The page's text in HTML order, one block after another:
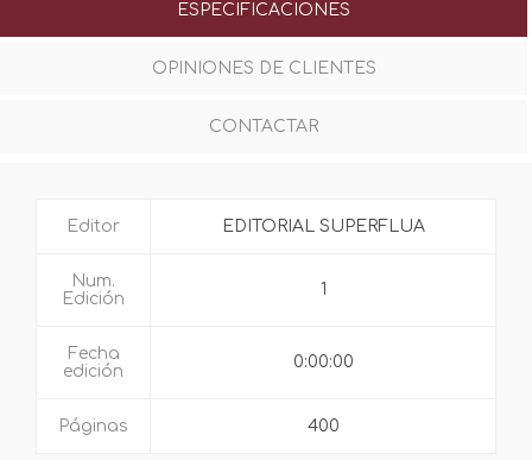
ESPECIFICACIONES
OPINIONES DE CLIENTES
CONTACTAR
Editor EDITORIAL SUPERFLUA
Num.
Edición
1
Fecha
edición
0:00:00
Páginas 400